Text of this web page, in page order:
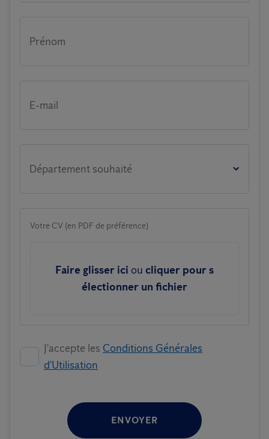
Prénom
E-mail
Département souhaité
Votre CV (en PDF de préférence)
Faire glisser ici ou cliquer pour s
électionner un fichier
J'accepte les Conditions Générales
d'Utilisation
ENVOYER